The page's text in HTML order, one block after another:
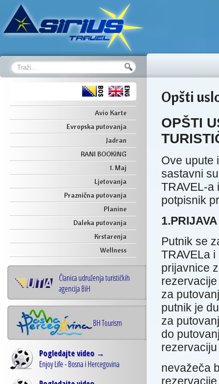
Avio Karte
Evropska putovanja
Jadran
RANI BOOKING
1. Maj
Ljetovanja
Praznična putovanja
Planine
Daleka putovanja
Krstarenja
Wellness
Članica udruženja turističkih
agencija BiH
BH Tourism
Pogledajte video →
Enjoy Life - Bosna i Hercegovina
Opšti
OPŠTI
Ove upute
sastavni
TRAVEL-a
potpisnik
Putnik se
TRAVELa
prijavnice
za
putnik je
za
do
nevažeča